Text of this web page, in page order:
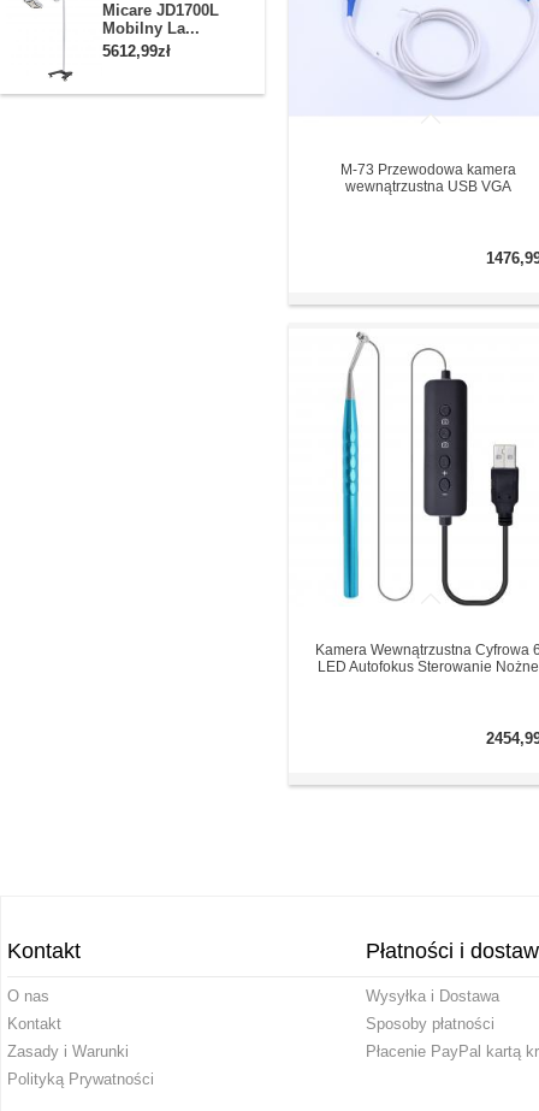
Micare JD1700L
Mobilny La...
5612,99zł
M-73 Przewodowa kamera
wewnątrzustna USB VGA
Kamera Wewnątrzustna Cyfrowa
LED Autofokus Sterowanie Nożne
Kontakt
O nas
Kontakt
Zasady i Warunki
Polityką Prywatności
Płatności i
Wysyłka i Dostawa
Sposoby płatności
Płacenie PayPal kartą